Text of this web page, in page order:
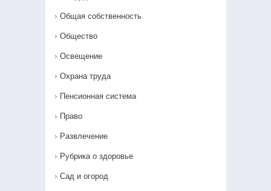
Общая собственность
Общество
Освещение
Охрана труда
Пенсионная система
Право
Развлечение
Рубрика о здоровье
Сад и огород